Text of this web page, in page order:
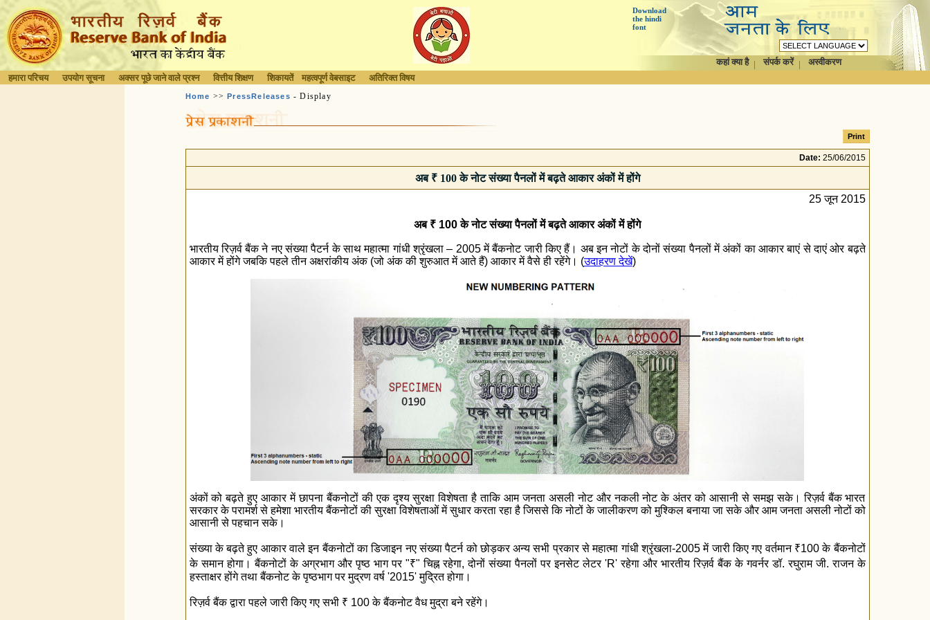
Download
the hindi
font
कहां क्या है संपर्क करें
अस्वीकरण
हमारा परिचय
उपयोग सूचना अक्सर पूछे जाने वाले प्रश्न वित्तीय शिक्षण शिकायतें महत्वपूर्ण वेबसाइट अतिरिक्त विषय
Home >>PressReleases - Display
Date: 25/06/2015
अब ₹100 के नोट संख्या पैनलों में बढ़ते आकार अंकों में होंगे
25 जून 2015
अब ₹ 100 के नोट संख्या पैनलों में बढ़ते आकार अंकों में होंगे
भारतीय रिज़र्व बैंक ने नए संख्या पैटर्न के साथ महात्मा गांधी श्रृंखला – 2005 में बैंकनोट जारी किए हैं। अब इन नोटों के दोनों संख्या पैनलों में अंकों का आकार बाएं से दाएं ओर बढ़ते
आकार में होंगे जबकि पहले तीन अक्षरांकीय अंक (जो अंक की शुरुआत में आते हैं) आकार में वैसे ही रहेंगे। (उदाहरण देखें)
अंकों को बढ़ते हुए आकार में छापना बैंकनोटों की एक दृश्य सुरक्षा विशेषता है ताकि आम जनता असली नोट और नकली नोट के अंतर को आसानी से समझ सके। रिज़र्व बैंक भारत
सरकार के परामर्श से हमेशा भारतीय बैंकनोटों की सुरक्षा विशेषताओं में सुधार करता रहा है जिससे कि नोटों के जालीकरण को मुश्किल बनाया जा सके और आम जनता असली नोटों को
आसानी से पहचान सके।
संख्‍या के बढ़ते हुए आकार वाले इन बैंकनोटों का डिजाइन नए संख्या पैटर्न को छोड़कर अन्य सभी प्रकार से महात्मा गांधी श्रृंखला-2005 में जारी किए गए वर्तमान ₹100 के बैंकनोटों
के समान होगा। बैंकनोटों के अग्रभाग और पृष्ठ भाग पर "₹" चिह्न रहेगा, दोनों संख्या पैनलों पर इनसेट लेटर 'R' रहेगा और भारतीय रिज़र्व बैंक के गवर्नर डॉ. रघुराम जी. राजन के
हस्ताक्षर होंगे तथा बैंकनोट के पृष्ठभाग पर मुद्रण वर्ष '2015' मुद्रित होगा।
रिज़र्व बैंक द्वारा पहले जारी किए गए सभी ₹ 100 के बैंकनोट वैध मुद्रा बने रहेंगे।